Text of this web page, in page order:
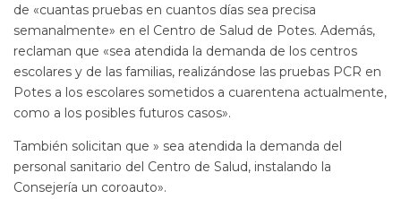
de «cuantas pruebas en cuantos días sea precisa
semanalmente» en el Centro de Salud de Potes. Además,
reclaman que «sea atendida la demanda de los centros
escolares y de las familias, realizándose las pruebas PCR en
Potes a los escolares sometidos a cuarentena actualmente,
como a los posibles futuros casos».
También solicitan que » sea atendida la demanda del
personal sanitario del Centro de Salud, instalando la
Consejería un coroauto».